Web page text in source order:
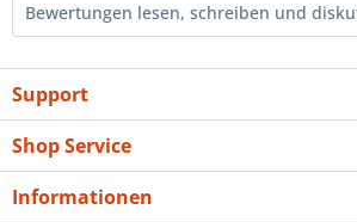
Bewertungen lesen, schreiben und
Support
Shop Service
Informationen